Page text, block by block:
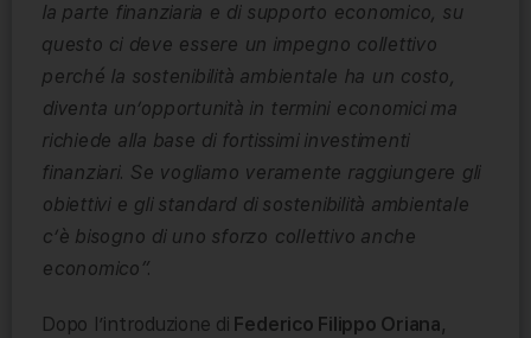
la parte finanziaria e di supporto economico, su
questo ci deve essere un impegno collettivo
perché la sostenibilità ambientale ha un costo,
diventa un’opportunità in termini economici ma
richiede alla base di fortissimi investimenti
finanziari. Se vogliamo veramente raggiungere gli
obiettivi e gli standard di sostenibilità ambientale
c’è bisogno di uno sforzo collettivo anche
economico”.
Dopo l’introduzione di Federico Filippo Oriana,